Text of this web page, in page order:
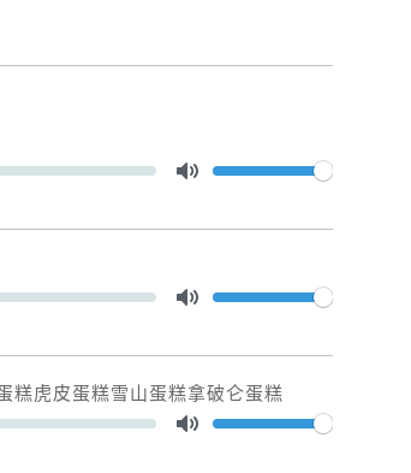
Volume
Volume
糕虎皮蛋糕雪山蛋糕拿破仑蛋糕
Volume